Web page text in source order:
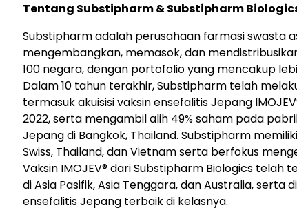
Tentang Substipharm & Substipharm
Substipharm adalah perusahaan farmasi swasta
mengembangkan, memasok, dan
100 negara, dengan portofolio yang mencakup
Dalam 10 tahun terakhir, Substipharm telah
termasuk akuisisi vaksin ensefalitis Jepang
2022, serta mengambil alih 49% saham pada
Jepang di Bangkok, Thailand. Substipharm
Swiss, Thailand, dan Vietnam serta berfokus
Vaksin IMOJEV® dari Substipharm Biologics telah
di Asia Pasifik, Asia Tenggara, dan Australia, serta
ensefalitis Jepang terbaik di kelasnya.